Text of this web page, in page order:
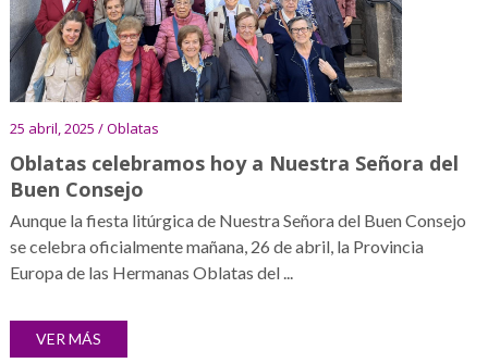
25 abril, 2025 / Oblatas
Oblatas celebramos hoy a Nuestra Señora del
Buen Consejo
Aunque la fiesta litúrgica de Nuestra Señora del Buen Consejo
se celebra oficialmente mañana, 26 de abril, la Provincia
Europa de las Hermanas Oblatas del ...
VER MÁS